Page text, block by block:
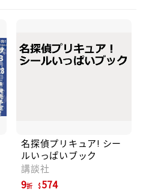
名探偵プリキュア! シー
ルいっぱいブック
講談社
9折 574